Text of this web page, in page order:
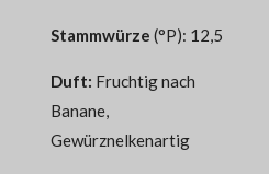
Stammwürze (°P): 12,5
Duft: Fruchtig nach
Banane,
Gewürznelkenartig